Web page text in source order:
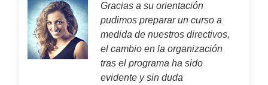
Gracias a su orientación
pudimos preparar un curso a
medida de nuestros directivos,
el cambio en la organización
tras el programa ha sido
evidente y sin duda